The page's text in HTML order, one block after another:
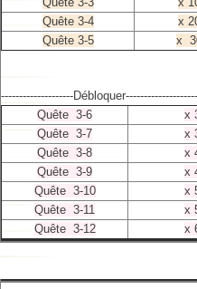
Quête 3-4
x
Quête 3-5
x
--------------------
Quête 3-6
x
Quête 3-7
x
Quête 3-8
x
Quête 3-9
x
Quête 3-10
x
Quête 3-11
x
Quête 3-12
x